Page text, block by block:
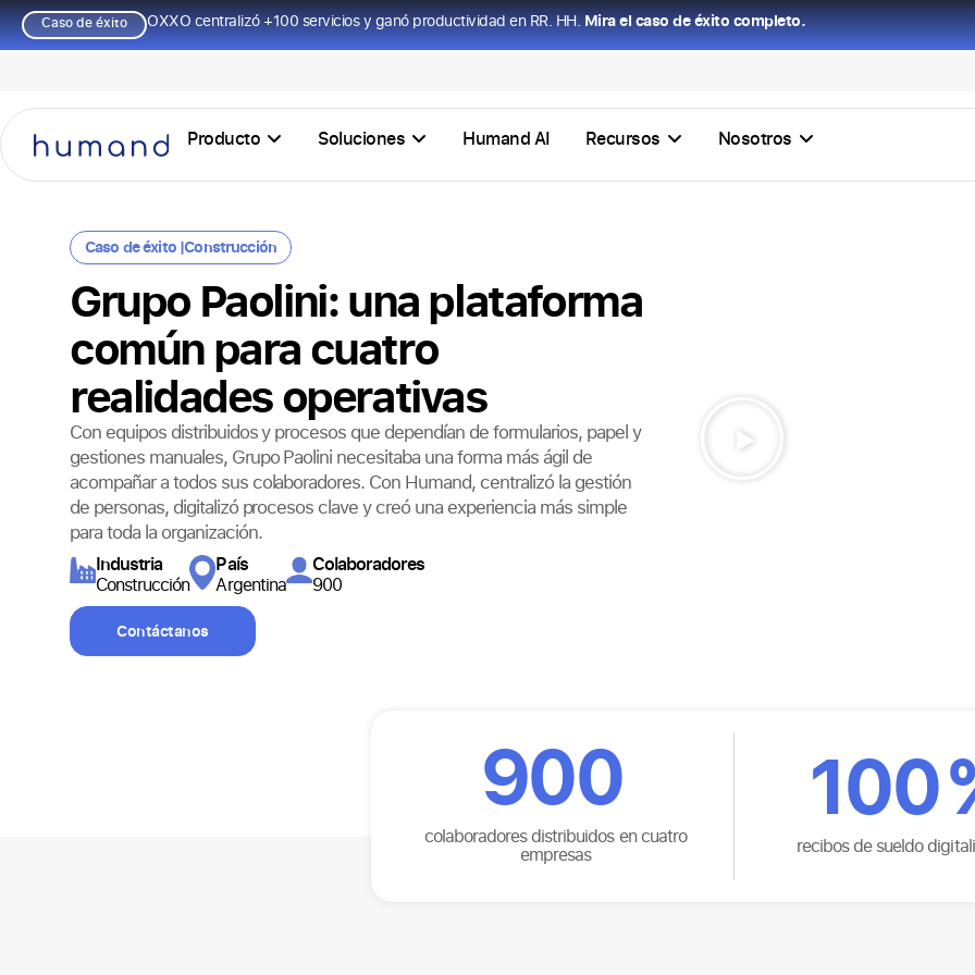
Caso de éxito OXXO centralizó +100 servicios y ganó productividad en RR. HH.Mira el caso de éxito completo.
Producto Soluciones Humand AI Recursos Nosotros
Caso de éxito |Construcción
Grupo Paolini: una plataforma
común para cuatro
realidades operativas
Con equipos distribuidos y procesos que dependían de formularios, papel y
gestiones manuales, Grupo Paolini necesitaba una forma más ágil de
acompañar a todos sus colaboradores. Con Humand, centralizó la gestión
de personas, digitalizó procesos clave y creó una experiencia más simple
para toda la organización.
Industria
Construcción
País
Argentina
Colaboradores
900
Contáctanos
900
colaboradores distribuidos en cuatro
empresas
100
recibos de sueldo